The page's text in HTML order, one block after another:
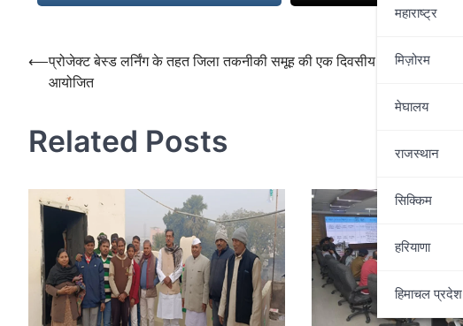
महाराष्‍ट्र
मिज़ोरम
मेघालय
राजस्थान
सिक्किम
हरियाणा
हिमाचल प्रदेश
Post
navigation
⟵प्रोजेक्ट बेस्ड लर्निंग के तहत जिला तकनीकी समूह की एक दिवसीय कार्यशाला
आयोजित
Related Posts